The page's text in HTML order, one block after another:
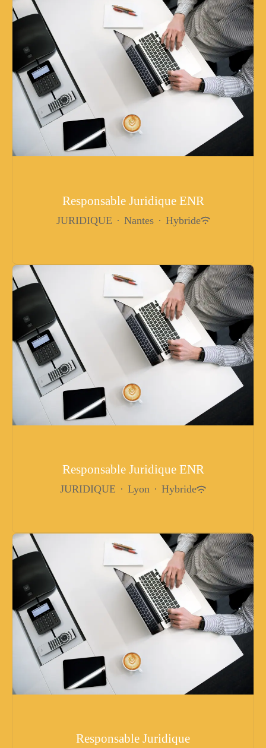
Responsable Juridique ENR
JURIDIQUE · Nantes · Hybride
Responsable Juridique ENR
JURIDIQUE · Lyon · Hybride
Responsable Juridique